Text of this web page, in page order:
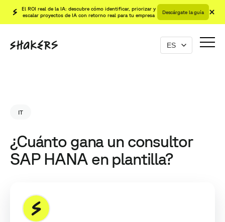
El ROI real de la IA: descubre cómo identificar, priorizar y
escalar proyectos de IA con retorno real para tu empresa
Descárgate la guía
IT
¿Cuánto gana un consultor
SAP HANA en plantilla?